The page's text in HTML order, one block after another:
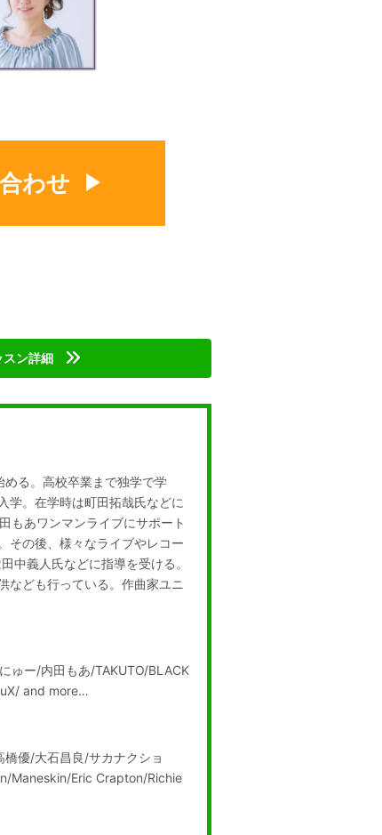
わせ
スン詳細
る。高校卒業まで独学で学
学。在学時は町田拓哉氏などに
もあワンマンライブにサポート
その後、様々なライブやレコー
中義人氏などに指導を受ける。
なども行っている。作曲家ユニ
ゅー/内田もあ/TAKUTO/BLACK
and more…
優/大石昌良/サカナクショ
Maneskin/Eric Crapton/Richie